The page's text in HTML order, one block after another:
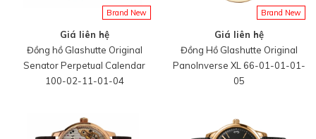
Brand New
Giá liên hệ
Đồng hồ Glashutte Original
Senator Perpetual Calendar
100-02-11-01-04
Brand New
Giá liên hệ
Đồng Hồ Glashutte Original
PanoInverse XL 66-01-01-01-
05